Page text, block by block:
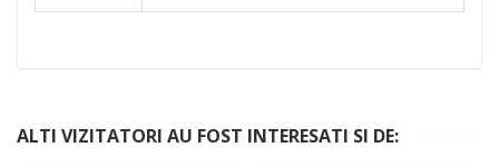
ALTI VIZITATORI AU FOST INTERESATI SI DE: